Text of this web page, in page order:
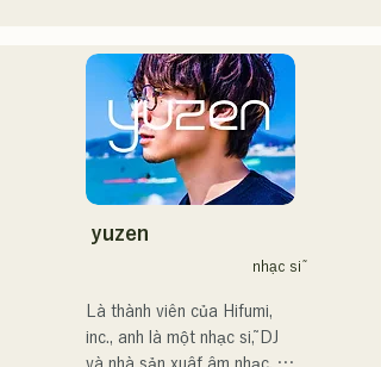
người.
・Giải thưởng lớn của
CampusCollection 2022
・Bài hát gốc "Pudding"
của tôi sẽ được sử dụng
Đài phát thanh KBC vào
Tam là MAVRIQ (trước đây
là MELTY LOUNGE).
Năm 2022, cô bắt đầu hoạt
động solo với nghệ danh
Kønny.
Kết hợp âm nhạc R&B của
những năm 90 và 2000 đã
nhỏ, cô theo đuổi một âm
thanh mới mẻ. Giọng hát
ngọt ngào và đôi khi là
những đoạn điệp khúc R&B
yuzen
nhạc sĩ
Là thành viên của Hifumi,
inc., anh là một nhạc sĩ, DJ
và nhà sản xuất âm nhạc.